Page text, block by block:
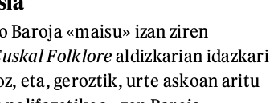
Baroja «maisu» izan ziren
Folklorealdizkarian idazkari
eta, geroztik, urte askoan aritu